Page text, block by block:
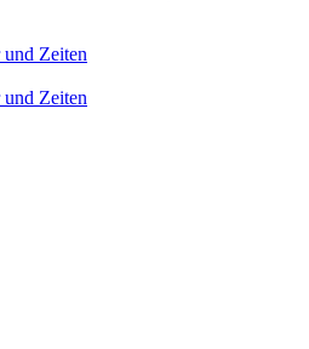
und Zeiten
und Zeiten